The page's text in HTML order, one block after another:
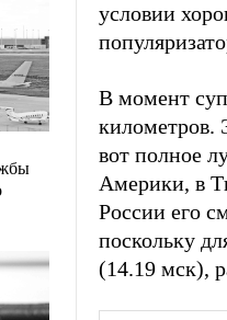
условии
В момент
километров.
вот полное
Америки, в
России его
поскольку
(14.19 мск),